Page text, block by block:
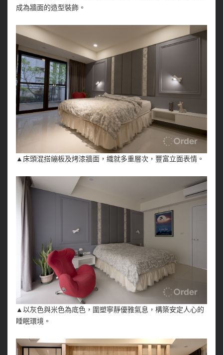
成為牆面的造型裝飾。
▲床頭混搭繃板及烤漆牆面，織就多重層次，豐富立面表情。
▲以灰色與米色為底色，圍塑寧靜優雅氣息，構築安定人心的
睡眠環境。